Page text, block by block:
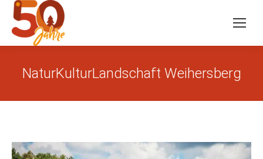
NaturKulturLandschaft Weihersberg